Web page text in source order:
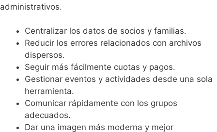
administrativos.
Centralizar los datos de socios y familias.
Reducir los errores relacionados con archivos
dispersos.
Seguir más fácilmente cuotas y pagos.
Gestionar eventos y actividades desde una sola
herramienta.
Comunicar rápidamente con los grupos
adecuados.
Dar una imagen más moderna y mejor